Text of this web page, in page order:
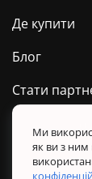
Де купити
Блог
Стати
Ми
як ви з ним